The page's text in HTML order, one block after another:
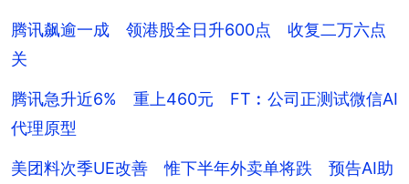
腾讯飙逾一成 领港股全日升600点 收复二万六点
关
腾讯急升近6% 重上460元 FT︰公司正测试微信AI
代理原型
美团料次季UE改善 惟下半年外卖单将跌 预告AI助